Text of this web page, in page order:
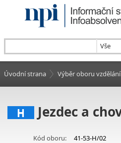
Úvodní strana Výběr oboru vzdělání
H Jezdec a
Kód oboru:
41-53-H/02